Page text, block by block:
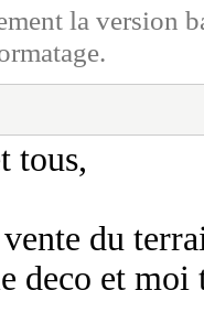
la version
tous,
du
deco et